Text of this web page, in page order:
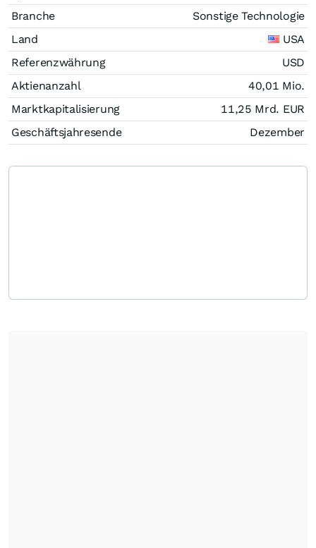
Branche
Sonstige Technologie
Land
USA
Referenzwährung
USD
Aktienanzahl
40,01 Mio.
Marktkapitalisierung
11,25 Mrd. EUR
Geschäftsjahresende
Dezember